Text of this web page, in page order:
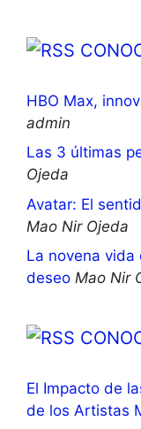
HBO Max,
admin
Las 3 últimas
Ojeda
Avatar: El
Mao Nir Ojeda
La novena vida
deseo Mao Nir
El Impacto de
de los Artistas